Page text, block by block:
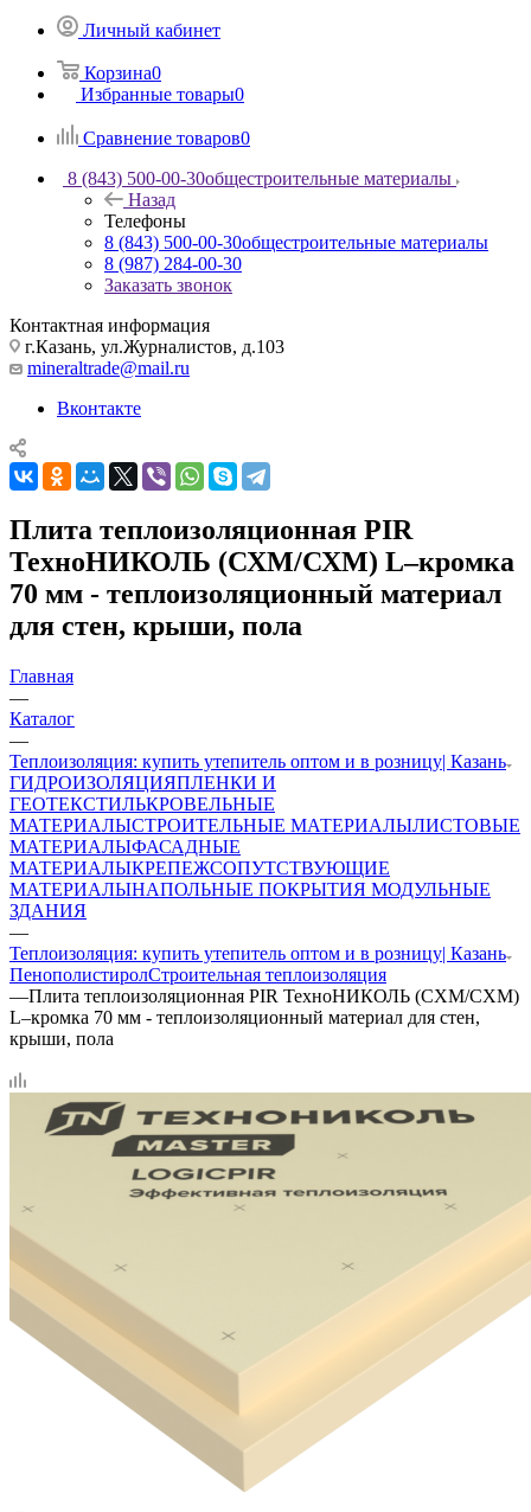
Личный кабинет
Корзина0
Избранные товары0
Сравнение товаров0
8 (843) 500-00-30общестроительные материалы
Назад
Телефоны
8 (843) 500-00-30общестроительные материалы
8 (987) 284-00-30
Заказать звонок
Контактная информация
г.Казань, ул.Журналистов, д.103
mineraltrade@mail.ru
Вконтакте
Плита теплоизоляционная PIR
ТехноНИКОЛЬ (СХМ/СХМ) L–кромка
70 мм - теплоизоляционный материал
для стен, крыши, пола
Главная
—
Каталог
—
Теплоизоляция: купить утепитель оптом и в розницу| Казань
ГИДРОИЗОЛЯЦИЯПЛЕНКИ И
ГЕОТЕКСТИЛЬКРОВЕЛЬНЫЕ
МАТЕРИАЛЫСТРОИТЕЛЬНЫЕ МАТЕРИАЛЫЛИСТОВЫЕ
МАТЕРИАЛЫФАСАДНЫЕ
МАТЕРИАЛЫКРЕПЕЖСОПУТСТВУЮЩИЕ
МАТЕРИАЛЫНАПОЛЬНЫЕ ПОКРЫТИЯ МОДУЛЬНЫЕ
ЗДАНИЯ
—
Теплоизоляция: купить утепитель оптом и в розницу| Казань
ПенополистиролСтроительная теплоизоляция
—Плита теплоизоляционная PIR ТехноНИКОЛЬ (СХМ/СХМ)
L–кромка 70 мм - теплоизоляционный материал для стен,
крыши, пола